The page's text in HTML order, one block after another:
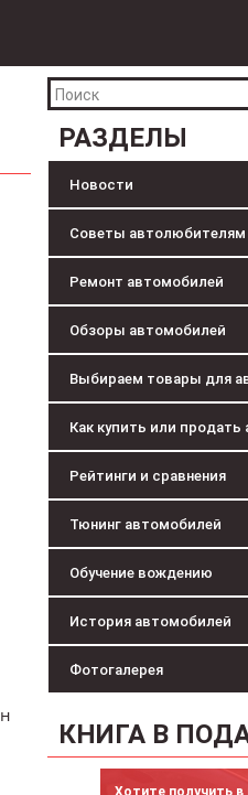
РАЗДЕЛЫ
Новости
Советы автолюбителям
Ремонт автомобилей
Обзоры автомобилей
Выбираем товары для
Как купить или продать
Рейтинги и сравнения
Тюнинг автомобилей
Обучение вождению
История автомобилей
Фотогалерея
КНИГА В
Хотите получить в